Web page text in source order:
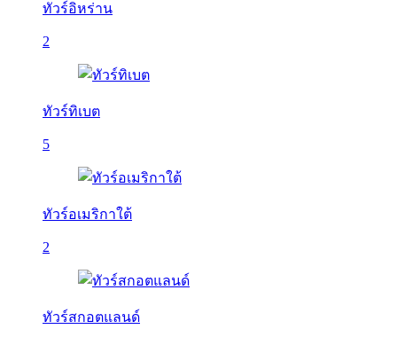
ทัวร์อิหร่าน
2
ทัวร์ทิเบต
5
ทัวร์อเมริกาใต้
2
ทัวร์สกอตแลนด์